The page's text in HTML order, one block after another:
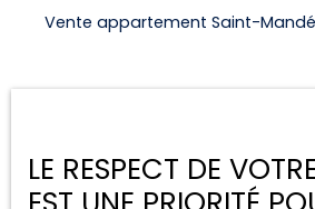
Vente appartement Saint-
Estimez votre bien
Espace vendeur
LE RESPECT DE